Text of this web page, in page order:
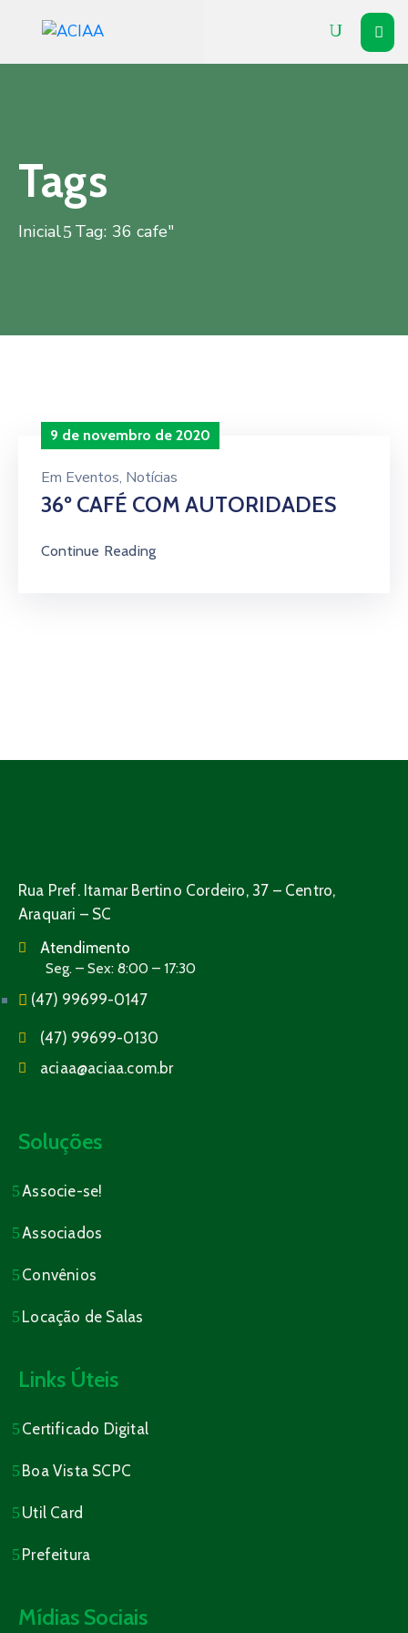
Associados
Soluções
Tags
Inicial Tag: 36 cafe"
9 de novembro de 2020
Em Eventos‚ Notícias
36º CAFÉ COM AUTORIDADES
Continue Reading
Rua Pref. Itamar Bertino Cordeiro, 37 – Centro,
Araquari – SC
Atendimento
Seg. – Sex: 8:00 – 17:30
(47) 99699-0147
(47) 99699-0130
aciaa@aciaa.com.br
Soluções
Associe-se!
Associados
Convênios
Locação de Salas
Links Úteis
Certificado Digital
Boa Vista SCPC
Util Card
Prefeitura
Mídias Sociais